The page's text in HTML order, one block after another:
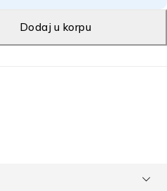
Dodaj u korpu